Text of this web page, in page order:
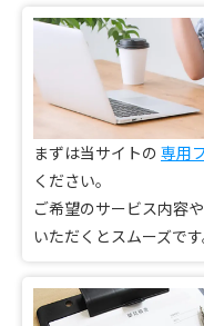
まずは当サイトの 専用
ください。
ご希望のサービス内容
いただくとスムーズです